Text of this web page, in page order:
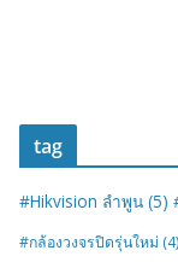
tag
#Hikvision ลำพูน (5)
#กล้องวงจรปิดรุ่นใหม่ (4)